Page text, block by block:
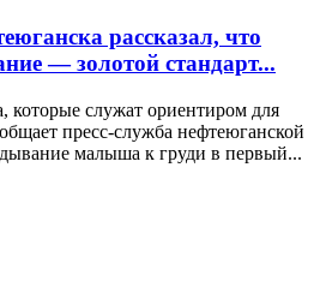
рассказал, что
— золотой стандарт...
которые служат ориентиром для
пресс-служба нефтеюганской
малыша к груди в первый...